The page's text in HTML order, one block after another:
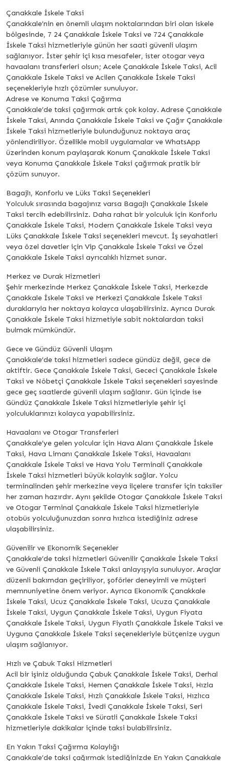
Çanakkale İskele Taksi
Çanakkale’nin en önemli ulaşım noktalarından biri olan iskele
bölgesinde, 7 24 Çanakkale İskele Taksi ve 724 Çanakkale
İskele Taksi hizmetleriyle günün her saati güvenli ulaşım
sağlanıyor. İster şehir içi kısa mesafeler, ister otogar veya
havaalanı transferleri olsun; Acele Çanakkale İskele Taksi, Acil
Çanakkale İskele Taksi ve Acilen Çanakkale İskele Taksi
seçenekleriyle hızlı çözümler sunuluyor.
Adrese ve Konuma Taksi Çağırma
Çanakkale’de taksi çağırmak artık çok kolay. Adrese Çanakkale
İskele Taksi, Anında Çanakkale İskele Taksi ve Çağır Çanakkale
İskele Taksi hizmetleriyle bulunduğunuz noktaya araç
yönlendiriliyor. Özellikle mobil uygulamalar ve WhatsApp
üzerinden konum paylaşarak Konum Çanakkale İskele Taksi
veya Konuma Çanakkale İskele Taksi çağırmak pratik bir
çözüm sunuyor.
Bagajlı, Konforlu ve Lüks Taksi Seçenekleri
Yolculuk sırasında bagajınız varsa Bagajlı Çanakkale İskele
Taksi tercih edebilirsiniz. Daha rahat bir yolculuk için Konforlu
Çanakkale İskele Taksi, Modern Çanakkale İskele Taksi veya
Lüks Çanakkale İskele Taksi seçenekleri mevcut. İş seyahatleri
veya özel davetler için Vip Çanakkale İskele Taksi ve Özel
Çanakkale İskele Taksi ayrıcalıklı hizmet sunar.
Merkez ve Durak Hizmetleri
Şehir merkezinde Merkez Çanakkale İskele Taksi, Merkezde
Çanakkale İskele Taksi ve Merkezi Çanakkale İskele Taksi
duraklarıyla her noktaya kolayca ulaşabilirsiniz. Ayrıca Durak
Çanakkale İskele Taksi hizmetiyle sabit noktalardan taksi
bulmak mümkündür.
Gece ve Gündüz Güvenli Ulaşım
Çanakkale’de taksi hizmetleri sadece gündüz değil, gece de
aktiftir. Gece Çanakkale İskele Taksi, Gececi Çanakkale İskele
Taksi ve Nöbetçi Çanakkale İskele Taksi seçenekleri sayesinde
gece geç saatlerde güvenli ulaşım sağlanır. Gün içinde ise
Gündüz Çanakkale İskele Taksi hizmetleriyle şehir içi
yolculuklarınızı kolayca yapabilirsiniz.
Havaalanı ve Otogar Transferleri
Çanakkale’ye gelen yolcular için Hava Alanı Çanakkale İskele
Taksi, Hava Limanı Çanakkale İskele Taksi, Havaalanı
Çanakkale İskele Taksi ve Hava Yolu Terminali Çanakkale
İskele Taksi hizmetleri büyük kolaylık sağlar. Yolcu
terminalinden şehir merkezine veya ilçelere transfer için taksiler
her zaman hazırdır. Aynı şekilde Otogar Çanakkale İskele Taksi
ve Otogar Terminal Çanakkale İskele Taksi hizmetleriyle
otobüs yolculuğunuzdan sonra hızlıca istediğiniz adrese
ulaşabilirsiniz.
Güvenilir ve Ekonomik Seçenekler
Çanakkale’de taksi hizmetleri Güvenilir Çanakkale İskele Taksi
ve Güvenli Çanakkale İskele Taksi anlayışıyla sunuluyor. Araçlar
düzenli bakımdan geçiriliyor, şoförler deneyimli ve müşteri
memnuniyetine önem veriyor. Ayrıca Ekonomik Çanakkale
İskele Taksi, Ucuz Çanakkale İskele Taksi, Ucuza Çanakkale
İskele Taksi, Uygun Çanakkale İskele Taksi, Uygun Fiyata
Çanakkale İskele Taksi, Uygun Fiyatlı Çanakkale İskele Taksi ve
Uyguna Çanakkale İskele Taksi seçenekleriyle bütçenize uygun
ulaşım sağlanıyor.
Hızlı ve Çabuk Taksi Hizmetleri
Acil bir işiniz olduğunda Çabuk Çanakkale İskele Taksi, Derhal
Çanakkale İskele Taksi, Hemen Çanakkale İskele Taksi, Hızla
Çanakkale İskele Taksi, Hızlı Çanakkale İskele Taksi, Hızlıca
Çanakkale İskele Taksi, İvedi Çanakkale İskele Taksi, Seri
Çanakkale İskele Taksi ve Süratli Çanakkale İskele Taksi
hizmetleriyle dakikalar içinde taksi bulabilirsiniz.
En Yakın Taksi Çağırma Kolaylığı
Çanakkale’de taksi çağırmak istediğinizde En Yakın Çanakkale